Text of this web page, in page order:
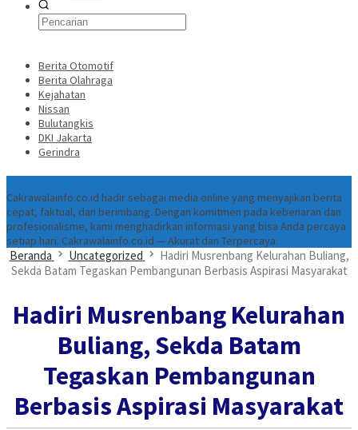
Berita Otomotif
Berita Olahraga
Kejahatan
Nissan
Bulutangkis
DKI Jakarta
Gerindra
Cakrawalainfo.co.id hadir sebagai media online yang menyajikan berita
cepat, faktual, dan berimbang. Dengan komitmen pada kebenaran dan
profesionalisme, kami menghadirkan informasi yang bisa Anda percaya
setiap hari. Cakrawalainfo.co.id — Akurat dan Terpercaya.
Beranda Uncategorized
Hadiri Musrenbang Kelurahan Buliang,
Sekda Batam Tegaskan Pembangunan Berbasis Aspirasi Masyarakat
Hadiri Musrenbang Kelurahan
Buliang, Sekda Batam
Tegaskan Pembangunan
Berbasis Aspirasi Masyarakat